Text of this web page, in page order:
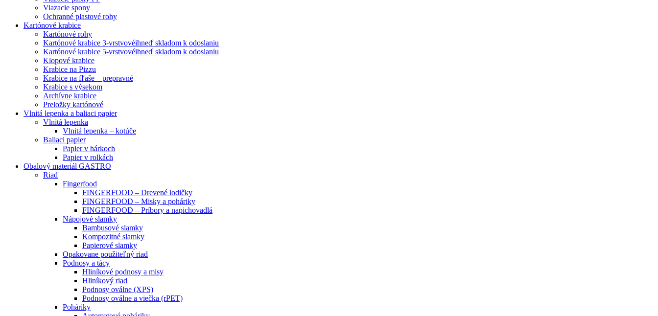
Viazacie spony
Ochranné plastové rohy
Kartónové krabice
Kartónové rohy
Kartónové krabice 3-vrstvovéihneď skladom k odoslaniu
Kartónové krabice 5-vrstvovéihneď skladom k odoslaniu
Klopové krabice
Krabice na Pizzu
Krabice na fľaše – prepravné
Krabice s výsekom
Archívne krabice
Preložky kartónové
Vlnitá lepenka a baliaci papier
Vlnitá lepenka
Vlnitá lepenka – kotúče
Baliaci papier
Papier v hárkoch
Papier v rolkách
Obalový materiál GASTRO
Riad
Fingerfood
FINGERFOOD – Drevené lodičky
FINGERFOOD – Misky a poháriky
FINGERFOOD – Príbory a napichovadlá
Nápojové slamky
Bambusové slamky
Kompozitné slamky
Papierové slamky
Opakovane použiteľný riad
Podnosy a tácy
Hliníkové podnosy a misy
Hliníkový riad
Podnosy oválne (XPS)
Podnosy oválne a viečka (rPET)
Poháriky